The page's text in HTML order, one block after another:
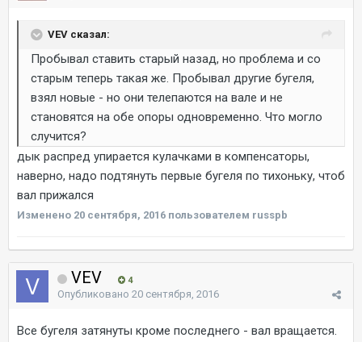
VEV сказал:
Пробывал ставить старый назад, но проблема и со
старым теперь такая же. Пробывал другие бугеля,
взял новые - но они телепаются на вале и не
становятся на обе опоры одновременно. Что могло
случится?
дык распред упирается кулачками в компенсаторы,
наверно, надо подтянуть первые бугеля по тихоньку, чтоб
вал прижался
Изменено 20 сентября, 2016 пользователем russpb
VEV 4
Опубликовано 20 сентября, 2016
Все бугеля затянуты кроме последнего - вал вращается.